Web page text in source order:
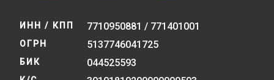
ИНН / КПП 7710950881 / 771401001
ОГРН 5137746041725
БИК 044525593